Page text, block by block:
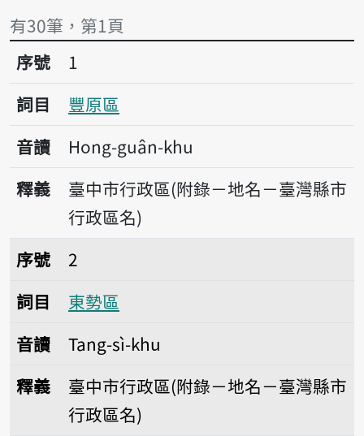
有30筆，第1頁
序號1豐原區
序號
1
詞目
豐原區
音讀
Hong-guân-khu
釋義
臺中市行政區(附錄－地名－臺灣縣市
行政區名)
序號2東勢區
序號
2
詞目
東勢區
音讀
Tang-sì-khu
釋義
臺中市行政區(附錄－地名－臺灣縣市
行政區名)